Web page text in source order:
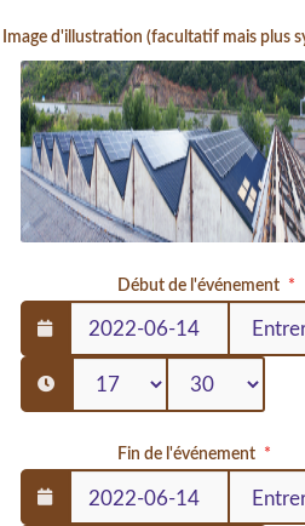
Image d'illustration (facultatif mais plus
Début de l'événement
Fin de l'événement